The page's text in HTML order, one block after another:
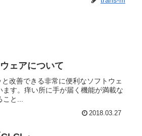
ェアについて
改善できる非常に便利なソフトウェ
す。痒い所に手が届く機能が満載な
と...
2018.03.27